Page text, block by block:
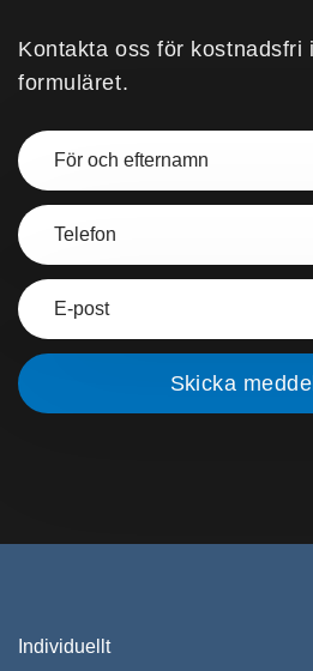
Kontakta oss för kostnadsfri
formuläret.
Individuellt